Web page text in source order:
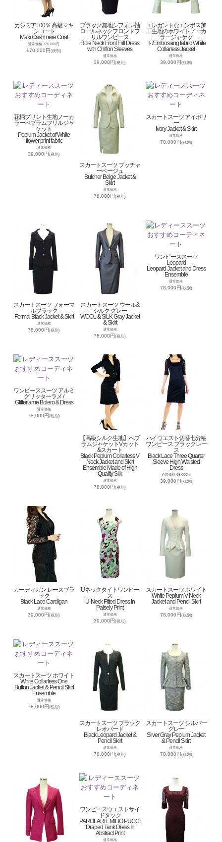
カシミア100％ 高級マキ
シコート
Maxi Cashmere Coat
通常価格 170,000円
170,000円(税別)
ブラック無地シフォン袖
ロールネックフロントフ
リルワンピース
Role Neck Front Frill Dress
with Chiffon Sleeves
通常価格
39,000円(税別)
エレガントなエンボス加
工生地のホワイトノーカ
ラージャケッ
ト/Embossing fabric White
Collarless Jacket
通常価格
39,000円(税別)
花柄プリント生地ノーカ
ラーぺプラムフリルジャ
ケット
Peplum Jacket of White
flower print fabric
通常価格
39,000円(税別)
スカートスーツ ブッチャ
ーベージュ
Butcher Beige Jacket &
Skirt
通常価格
78,000円(税別)
スカートスーツ アイボリ
ー
Ivory Jacket & Skirt
通常価格
78,000円(税別)
スカートスーツ フォーマ
ルブラック
Formal Black Jacket & Skirt
通常価格
78,000円(税別)
スカートスーツ ウール&
シルク グレー
WOOL & SILK Gray Jacket
& Skirt
通常価格
78,000円(税別)
ワンピーススーツ
Leopard
Leopard Jacket and Dress
Ensemble
通常価格
78,000円(税別)
ワンピーススーツ アルミ
グリッターラメ /
Glitterlame Bolero & Dress
通常価格
78,000円(税別)
【高級シルク生地】ぺプ
ラムジャケットVカット
&スカート
Black Peplum Collarless V
Neck Jacket and Skirt
Ensemble Made of High
Quality Silk
通常価格
78,000円(税別)
ハイウエスト切替七分袖
ワンピース ブラックレー
ス
Black Lace Three Quarter
Sleeve High Waisted
Dress
通常価格 45,000円
39,000円(税別)
カーディガン レースブラ
ック
Black Lace Cardigan
通常価格
39,000円(税別)
Uネックタイトワンピー
ス
U-Neck Fitted Dress in
Paisely Print
通常価格
39,000円(税別)
スカートスーツ ホワイト
White Peplum V-Neck
Jacket and Pencil Skirt
通常価格
78,000円(税別)
スカートスーツ ホワイト
White Collarless One
Button Jacket & Pencil Skirt
Ensemble
通常価格
78,000円(税別)
スカートスーツ ブラック
レオパード
Black Leopard Jacket &
Pencil Skirt
通常価格
78,000円(税別)
スカートスーツ シルバー
グレー
Silver Gray Peplum Jacket
& Pencil Skirt
通常価格
78,000円(税別)
ワンピースウエストサイ
ドタック
PAROLARI EMILIO PUCCI
Draped Tank Dress In
Abstract Print
通常価格